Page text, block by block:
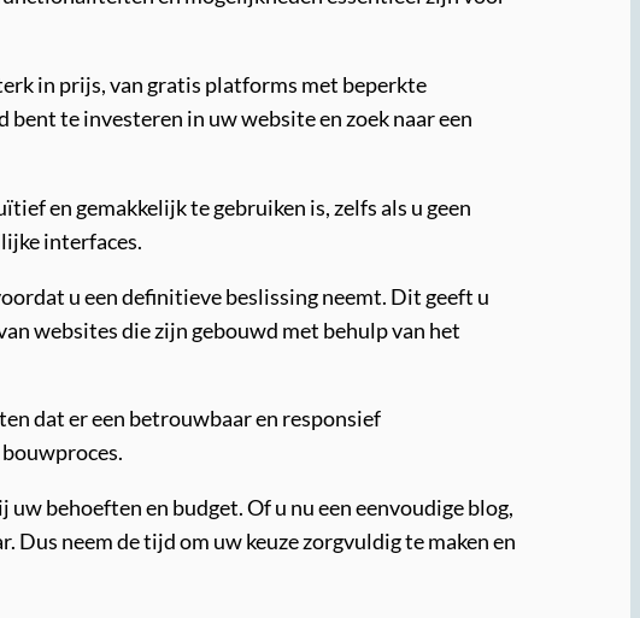
in prijs, van gratis platforms met beperkte
te investeren in uw website en zoek naar een
en gemakkelijk te gebruiken is, zelfs als u geen
interfaces.
u een definitieve beslissing neemt. Dit geeft u
websites die zijn gebouwd met behulp van het
dat er een betrouwbaar en responsief
behoeften en budget. Of u nu een eenvoudige blog,
neem de tijd om uw keuze zorgvuldig te maken en